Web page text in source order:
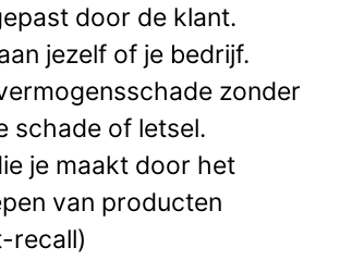
door de klant.
jezelf of je bedrijf.
zonder
schade of letsel.
je maakt door het
van producten
recall)